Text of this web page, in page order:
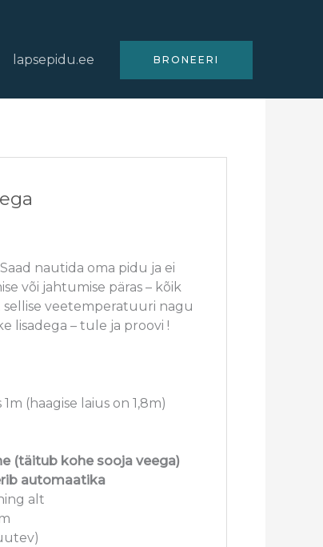
lapsepidu.ee BRONEERI
nautida oma pidu ja ei
või jahtumise päras – kõik
veetemperatuuri nagu
lisadega – tule ja proovi !
(haagise laius on 1,8m)
(täitub kohe sooja veega)
automaatika
alt